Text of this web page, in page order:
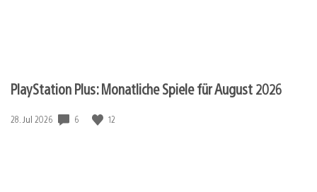
PlayStation Plus: Monatliche Spiele für August 2026
Veröffentlichungsdatum:
28. Jul 2026 6 12